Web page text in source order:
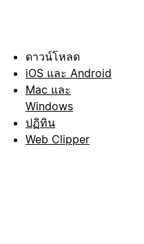
ดาวน์โหลด
iOS และ Android
Mac และ
Windows
ปฏิทิน
Web Clipper